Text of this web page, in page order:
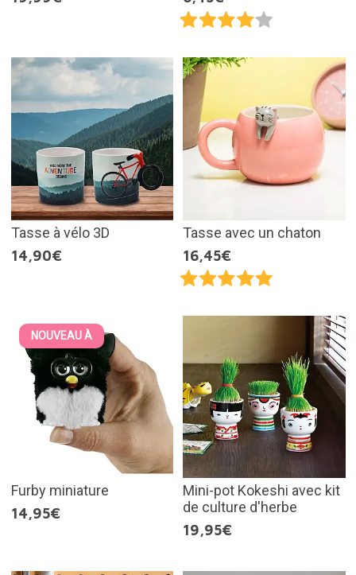
Tasse à vélo 3D
14,90€
Tasse avec un chaton
16,45€
NOUVEAU À
Furby miniature
14,95€
Mini-pot Kokeshi avec kit
de culture d'herbe
19,95€